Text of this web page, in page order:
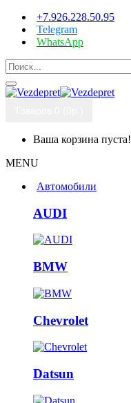
+7.926.228.50.95
Telegram
WhatsApp
Ваша корзина пуста!
MENU
Автомобили
AUDI
BMW
Chevrolet
Datsun